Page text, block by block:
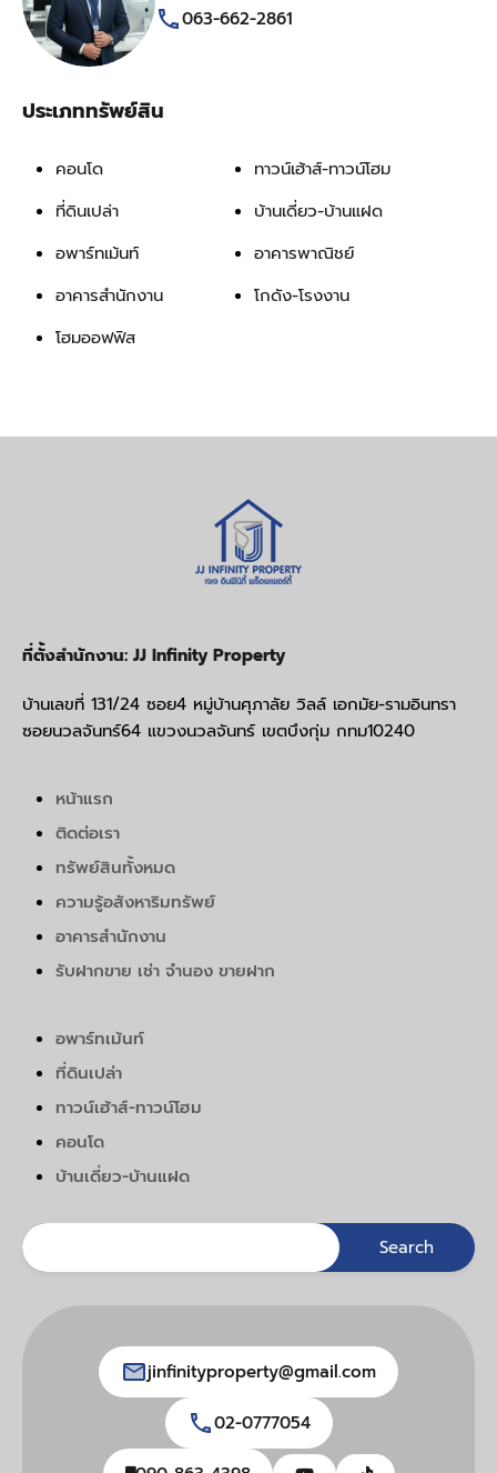
063-662-2861
ประเภททรัพย์สิน
คอนโด
ทาวน์เฮ้าส์-ทาวน์โฮม
ที่ดินเปล่า
บ้านเดี่ยว-บ้านแฝด
อพาร์ทเม้นท์
อาคารพาณิชย์
อาคารสำนักงาน
โกดัง-โรงงาน
โฮมออฟฟิส
ที่ตั้งสำนักงาน: JJ Infinity Property
บ้านเลขที่ 131/24 ซอย4 หมู่บ้านศุภาลัย วิลล์ เอกมัย-รามอินทรา
ซอยนวลจันทร์64 แขวงนวลจันทร์ เขตบึงกุ่ม กทม10240
หน้าแรก
ติดต่อเรา
ทรัพย์สินทั้งหมด
ความรู้อสังหาริมทรัพย์
อาคารสำนักงาน
รับฝากขาย เช่า จำนอง ขายฝาก
อพาร์ทเม้นท์
ที่ดินเปล่า
ทาวน์เฮ้าส์-ทาวน์โฮม
คอนโด
บ้านเดี่ยว-บ้านแฝด
jinfinityproperty@gmail.com
02-0777054